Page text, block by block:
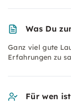
Was Du
Ganz viel gute
Erfahrungen zu
Für wen